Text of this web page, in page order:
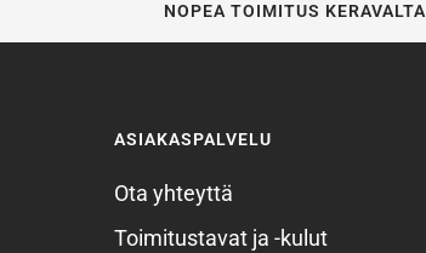
NOPEA TOIMITUS KERAVALTA
ASIAKASPALVELU
Ota yhteyttä
Toimitustavat ja -kulut